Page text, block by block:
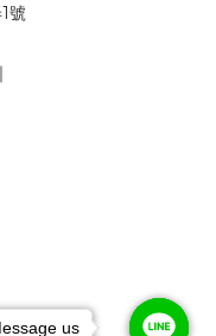
號
reservedus
us
us